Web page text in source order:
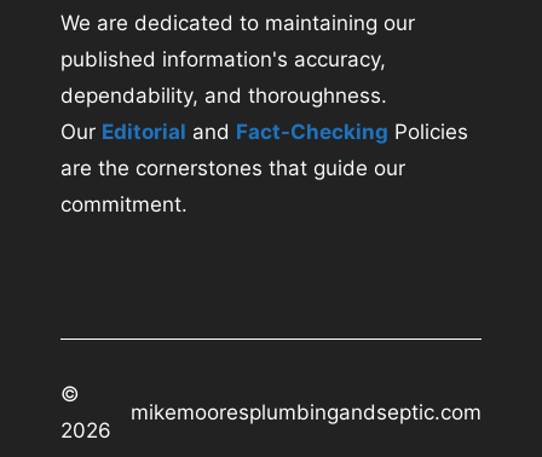
We are dedicated to maintaining our
published information's accuracy,
dependability, and thoroughness.
Our Editorial and Fact-Checking Policies
are the cornerstones that guide our
commitment.
©
2026
mikemooresplumbingandseptic.com